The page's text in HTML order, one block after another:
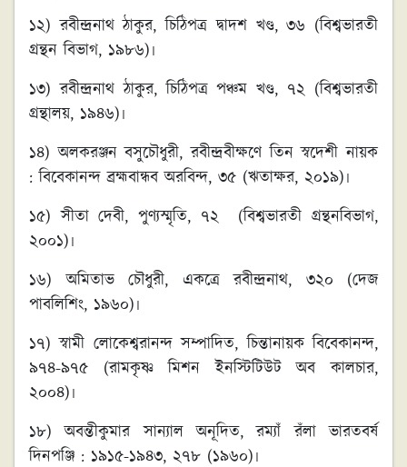
১২) রবীন্দ্রনাথ ঠাকুর, চিঠিপত্র দ্বাদশ খণ্ড, ৩৬ (বিশ্বভারতী
গ্রন্থন বিভাগ, ১৯৮৬)৷
১৩) রবীন্দ্রনাথ ঠাকুর, চিঠিপত্র পঞ্চম খণ্ড, ৭২ (বিশ্বভারতী
গ্রন্থালয়, ১৯৪৬)৷
১৪) অলকরঞ্জন বসুচৌধুরী, রবীন্দ্রবীক্ষণে তিন স্বদেশী নায়ক
: বিবেকানন্দ ব্রহ্মবান্ধব অরবিন্দ, ৩৫ (ঋতাক্ষর, ২০১৯)৷
১৫) সীতা দেবী, পুণ্যস্মৃতি, ৭২ (বিশ্বভারতী গ্রন্থনবিভাগ,
২০০১)৷
১৬) অমিতাভ চৌধুরী, একত্রে রবীন্দ্রনাথ, ৩২০ (দেজ
পাবলিশিং, ১৯৬০)৷
১৭) স্বামী লোকেশ্বরানন্দ সম্পাদিত, চিন্তানায়ক বিবেকানন্দ,
৯৭৪-৯৭৫ (রামকৃষ্ণ মিশন ইনস্টিটিউট অব কালচার,
২০০৪)৷
১৮) অবন্তীকুমার সান্যাল অনূদিত, রম্যাঁ রঁলা ভারতবর্ষ
দিনপঞ্জি : ১৯১৫-১৯৪৩, ২৭৮ (১৯৬০)৷